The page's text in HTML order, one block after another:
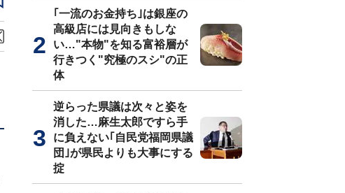
｢一流のお金持ち｣は銀座の
高級店には見向きもしな
い…"本物"を知る富裕層が
行きつく"究極のスシ"の正
体
逆らった県議は次々と姿を
消した…麻生太郎ですら手
に負えない｢自民党福岡県議
団｣が県民よりも大事にする
掟